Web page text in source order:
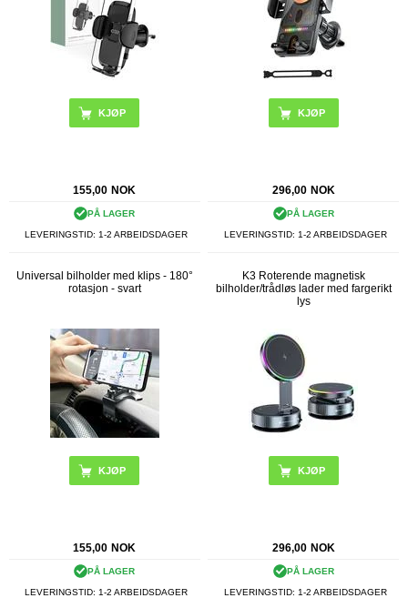
155,00 NOK
PÅ LAGER
LEVERINGSTID: 1-2 ARBEIDSDAGER
296,00 NOK
PÅ LAGER
LEVERINGSTID: 1-2 ARBEIDSDAGER
Universal bilholder med klips - 180°
rotasjon - svart
155,00 NOK
PÅ LAGER
LEVERINGSTID: 1-2 ARBEIDSDAGER
K3 Roterende magnetisk
bilholder/trådløs lader med fargerikt
lys
296,00 NOK
PÅ LAGER
LEVERINGSTID: 1-2 ARBEIDSDAGER